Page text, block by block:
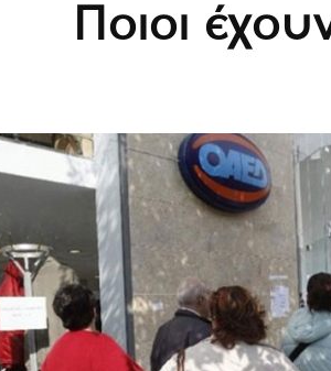
Ποιοι